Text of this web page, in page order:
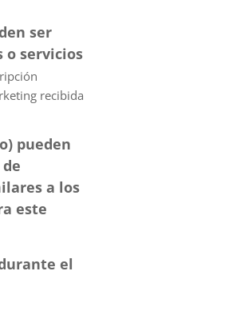
ser
o servicios
recibida
pueden
a los
este
el